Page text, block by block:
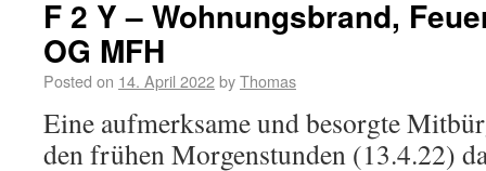
F 2 Y – Wohnungsbrand,
OG MFH
Posted on 14. April 2022byThomas
Eine aufmerksame und besorgte
den frühen Morgenstunden (13.4.22)